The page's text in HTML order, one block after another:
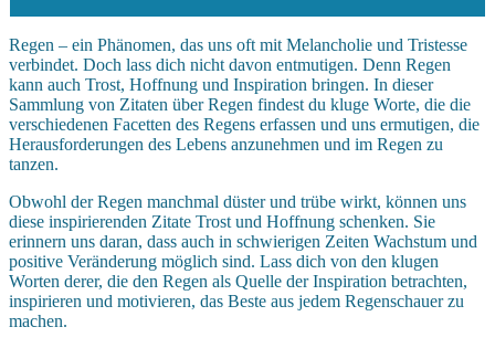
Regen – ein Phänomen, das uns oft mit Melancholie und Tristesse
verbindet. Doch lass dich nicht davon entmutigen. Denn Regen
kann auch Trost, Hoffnung und Inspiration bringen. In dieser
Sammlung von Zitaten über Regen findest du kluge Worte, die die
verschiedenen Facetten des Regens erfassen und uns ermutigen, die
Herausforderungen des Lebens anzunehmen und im Regen zu
tanzen.
Obwohl der Regen manchmal düster und trübe wirkt, können uns
diese inspirierenden Zitate Trost und Hoffnung schenken. Sie
erinnern uns daran, dass auch in schwierigen Zeiten Wachstum und
positive Veränderung möglich sind. Lass dich von den klugen
Worten derer, die den Regen als Quelle der Inspiration betrachten,
inspirieren und motivieren, das Beste aus jedem Regenschauer zu
machen.